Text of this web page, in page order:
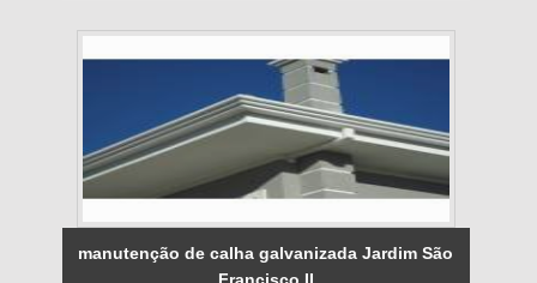
manutenção de calha galvanizada Jardim São
Francisco II